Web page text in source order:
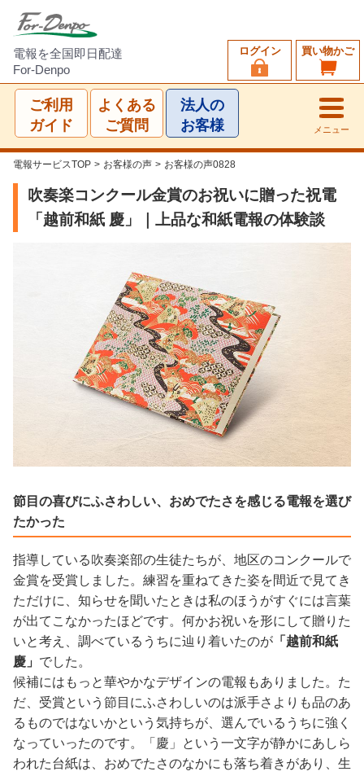
電報を全国即日配達
For-Denpo
買い物かご
ログイン
ご利用
ガイド
よくある
ご質問
法人の
お客様
メニュー
電報サービスTOP > お客様の声 > お客様の声0828
吹奏楽コンクール金賞のお祝いに贈った祝電
「越前和紙 慶」｜上品な和紙電報の体験談
節目の喜びにふさわしい、おめでたさを感じる電報を選び
たかった
指導している吹奏楽部の生徒たちが、地区のコンクールで
金賞を受賞しました。練習を重ねてきた姿を間近で見てき
ただけに、知らせを聞いたときは私のほうがすぐには言葉
が出てこなかったほどです。何かお祝いを形にして贈りた
いと考え、調べているうちに辿り着いたのが 「越前和紙
慶」 でした。
候補にはもっと華やかなデザインの電報もありました。た
だ、受賞という節目にふさわしいのは派手さよりも品のあ
るものではないかという気持ちが、選んでいるうちに強く
なっていったのです。「慶」という一文字が静かにあしら
われた台紙は、おめでたさのなかにも落ち着きがあり、生